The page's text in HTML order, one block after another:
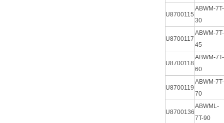
U8700115
ABWM-7T-
30
U8700117
ABWM-7T-
45
U8700118
ABWM-7T-
60
U8700119
ABWM-7T-
70
U8700136
ABWML-
7T-90